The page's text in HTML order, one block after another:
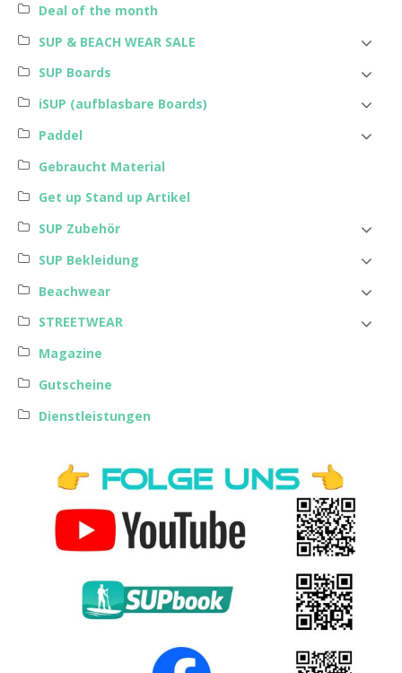
Deal of the month
SUP & BEACH WEAR SALE
SUP Boards
iSUP (aufblasbare Boards)
Paddel
Gebraucht Material
Get up Stand up Artikel
SUP Zubehör
SUP Bekleidung
Beachwear
STREETWEAR
Magazine
Gutscheine
Dienstleistungen